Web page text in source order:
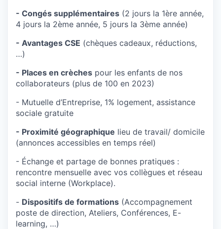
- Congés supplémentaires (2 jours la 1ère année,
4 jours la 2ème année, 5 jours la 3ème année)
- Avantages CSE (chèques cadeaux, réductions,
…)
- Places en crèches pour les enfants de nos
collaborateurs (plus de 100 en 2023)
- Mutuelle d’Entreprise, 1% logement, assistance
sociale gratuite
- Proximité géographique lieu de travail/ domicile
(annonces accessibles en temps réel)
- Échange et partage de bonnes pratiques :
rencontre mensuelle avec vos collègues et réseau
social interne (Workplace).
- Dispositifs de formations (Accompagnement
poste de direction, Ateliers, Conférences, E-
learning, …)